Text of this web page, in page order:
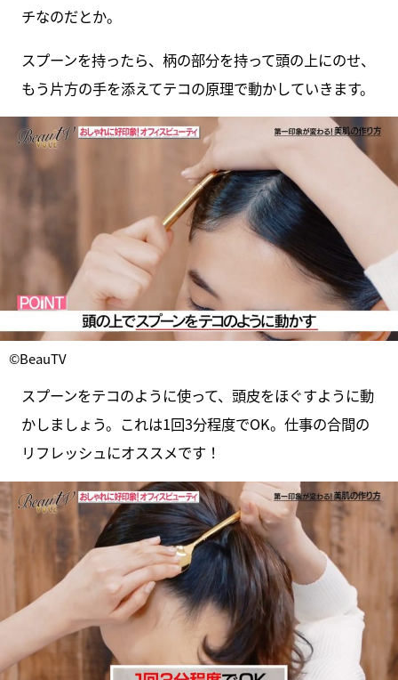
チなのだとか。
スプーンを持ったら、柄の部分を持って頭の上にのせ、
もう片方の手を添えてテコの原理で動かしていきます。
©BeauTV
スプーンをテコのように使って、頭皮をほぐすように動
かしましょう。これは1回3分程度でOK。仕事の合間の
リフレッシュにオススメです！